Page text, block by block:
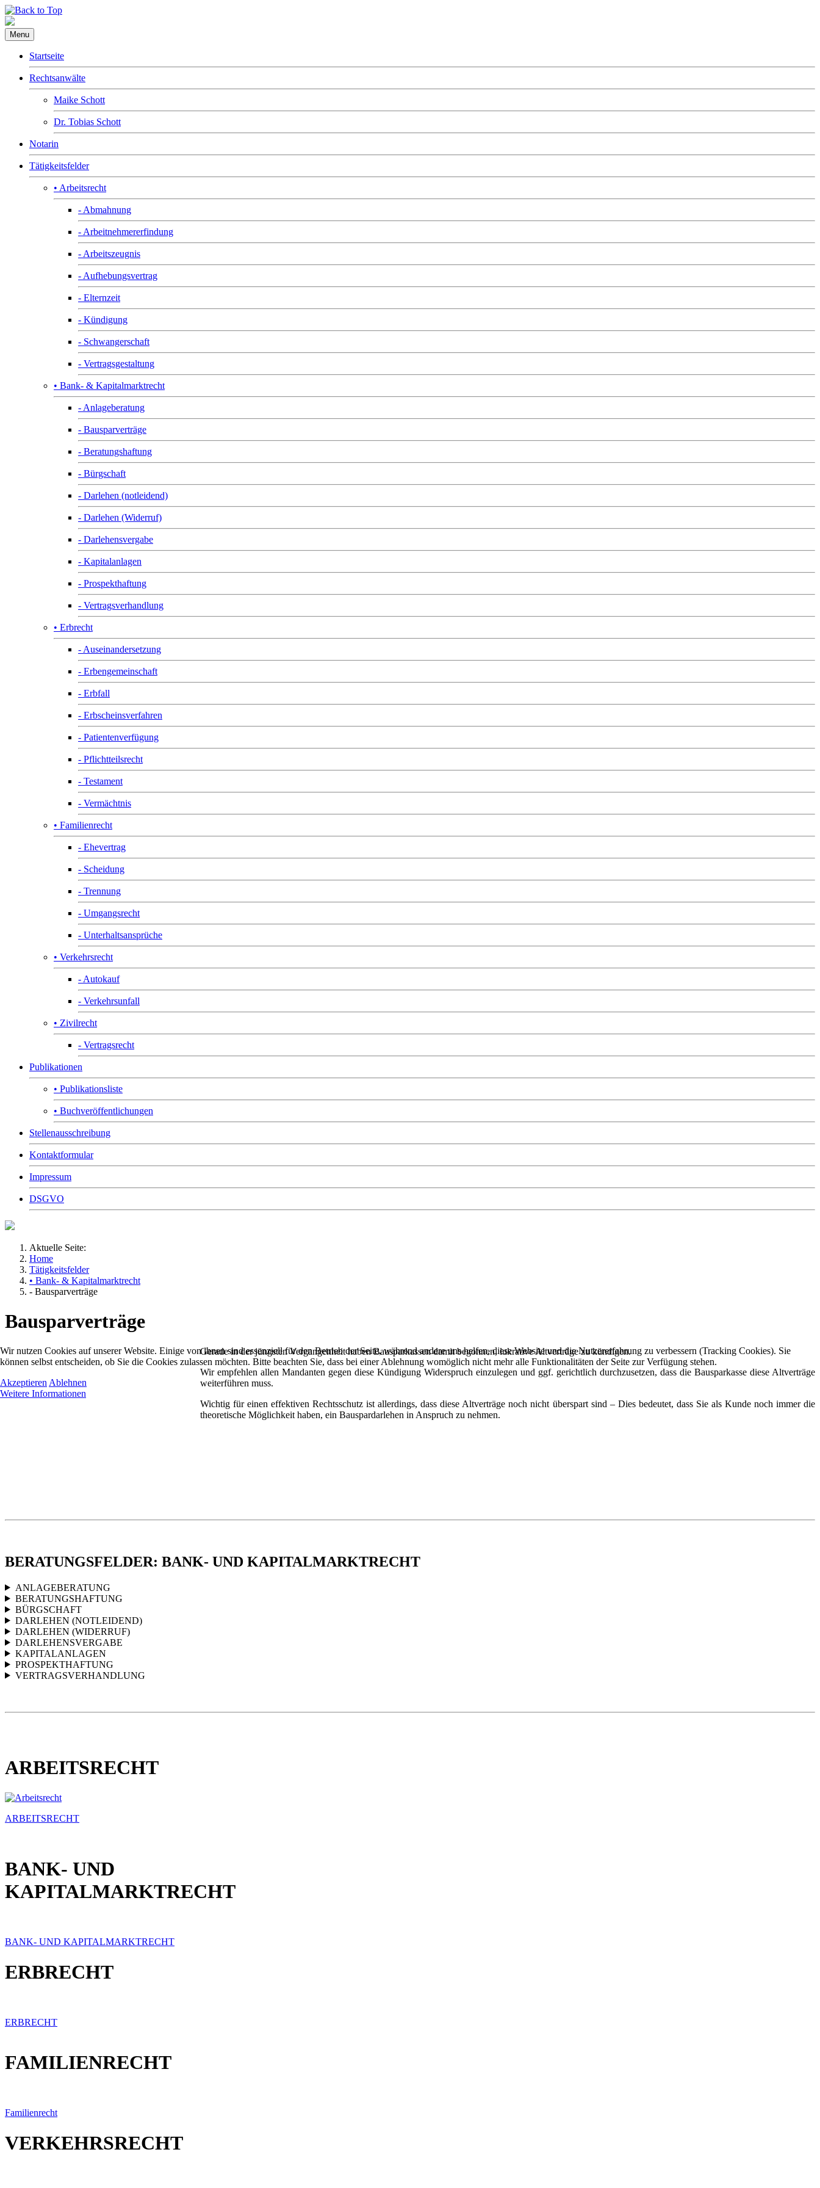
Menu
Startseite
Rechtsanwälte
Maike Schott
Dr. Tobias Schott
Notarin
Tätigkeitsfelder
• Arbeitsrecht
- Abmahnung
- Arbeitnehmererfindung
- Arbeitszeugnis
- Aufhebungsvertrag
- Elternzeit
- Kündigung
- Schwangerschaft
- Vertragsgestaltung
• Bank- & Kapitalmarktrecht
- Anlageberatung
- Bausparverträge
- Beratungshaftung
- Bürgschaft
- Darlehen (notleidend)
- Darlehen (Widerruf)
- Darlehensvergabe
- Kapitalanlagen
- Prospekthaftung
- Vertragsverhandlung
• Erbrecht
- Auseinandersetzung
- Erbengemeinschaft
- Erbfall
- Erbscheinsverfahren
- Patientenverfügung
- Pflichtteilsrecht
- Testament
- Vermächtnis
• Familienrecht
- Ehevertrag
- Scheidung
- Trennung
- Umgangsrecht
- Unterhaltsansprüche
• Verkehrsrecht
- Autokauf
- Verkehrsunfall
• Zivilrecht
- Vertragsrecht
Publikationen
• Publikationsliste
• Buchveröffentlichungen
Stellenausschreibung
Kontaktformular
Impressum
DSGVO
Aktuelle Seite:
Home
Tätigkeitsfelder
• Bank- & Kapitalmarktrecht
- Bausparverträge
Bausparverträge
Gerade in der jüngsten Vergangenheit haben Bausparkassen damit begonnen, lukrative Altverträge zu kündigen.
Wir empfehlen allen Mandanten gegen diese Kündigung Widerspruch einzulegen und ggf. gerichtlich durchzusetzen, dass die Bausparkasse diese Altverträge
weiterführen muss.
Wichtig für einen effektiven Rechtsschutz ist allerdings, dass diese Altverträge noch nicht überspart sind – Dies bedeutet, dass Sie als Kunde noch immer die
theoretische Möglichkeit haben, ein Bauspardarlehen in Anspruch zu nehmen.
BERATUNGSFELDER: BANK- UND KAPITALMARKTRECHT
ANLAGEBERATUNG
BERATUNGSHAFTUNG
BÜRGSCHAFT
DARLEHEN (NOTLEIDEND)
DARLEHEN (WIDERRUF)
DARLEHENSVERGABE
KAPITALANLAGEN
PROSPEKTHAFTUNG
VERTRAGSVERHANDLUNG
ARBEITSRECHT
ARBEITSRECHT
BANK- UND
KAPITALMARKTRECHT
BANK- UND KAPITALMARKTRECHT
ERBRECHT
ERBRECHT
FAMILIENRECHT
Familienrecht
VERKEHRSRECHT
Wir nutzen Cookies auf unserer Website. Einige von ihnen sind essenziell für den Betrieb der Seite, während andere uns helfen, diese Website und die Nutzererfahrung zu verbessern (Tracking Cookies). Sie
können selbst entscheiden, ob Sie die Cookies zulassen möchten. Bitte beachten Sie, dass bei einer Ablehnung womöglich nicht mehr alle Funktionalitäten der Seite zur Verfügung stehen.
Akzeptieren Ablehnen
Weitere Informationen